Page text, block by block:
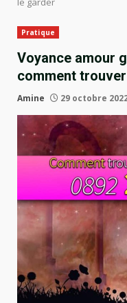
Pratique
Voyance amour
comment
Amine 29 octobre